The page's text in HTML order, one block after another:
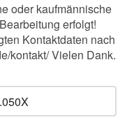
oder kaufmännische
erfolgt!
Kontaktdaten nach
kontakt/ Vielen Dank.